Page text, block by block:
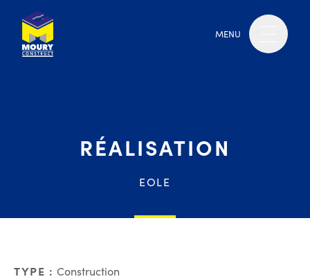
MENU
RÉALISATION
EOLE
TYPE : Construction